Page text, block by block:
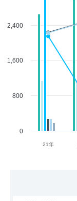
21年
0
800
1,600
2,400